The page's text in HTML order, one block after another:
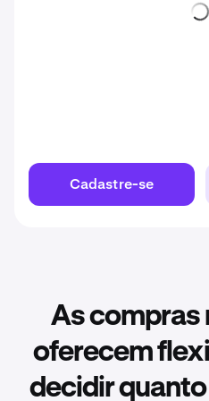
Cadastre-se
As compras
oferecem
decidir quanto